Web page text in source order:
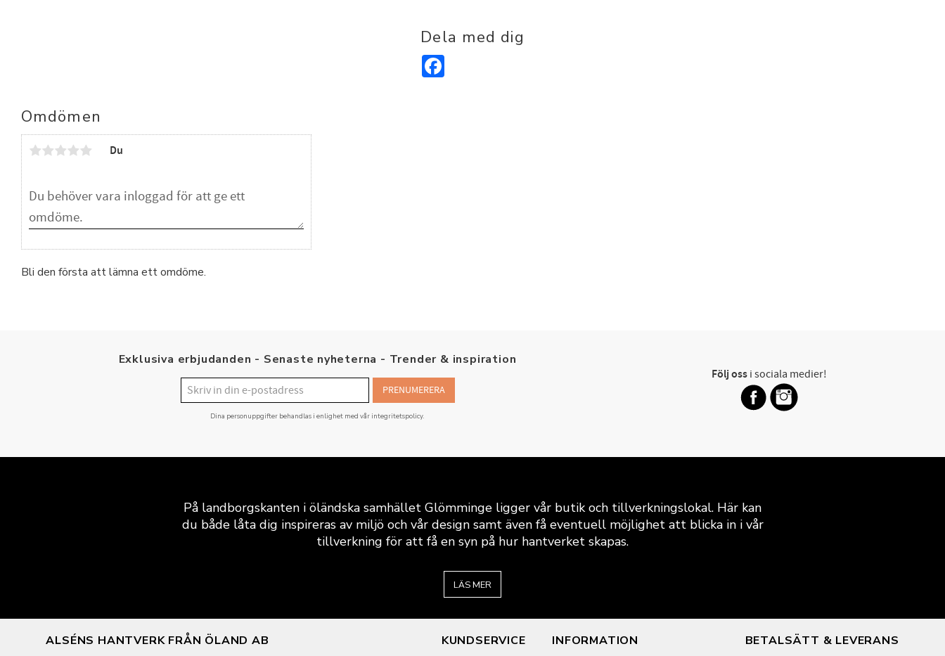
Dela med dig
Omdömen
Du
Bli den första att lämna ett omdöme.
Exklusiva erbjudanden - Senaste nyheterna - Trender & inspiration
PRENUMERERA
Dina personuppgifter behandlas i enlighet med vår integritetspolicy.
Följ ossi sociala medier!
På landborgskanten i öländska samhället Glömminge ligger vår butik och tillverkningslokal. Här kan
du både låta dig inspireras av miljö och vår design samt även få eventuell möjlighet att blicka in i vår
tillverkning för att få en syn på hur hantverket skapas.
LÄS MER
ALSÉNS HANTVERK FRÅN ÖLAND AB KUNDSERVICE INFORMATION BETALSÄTT & LEVERANS